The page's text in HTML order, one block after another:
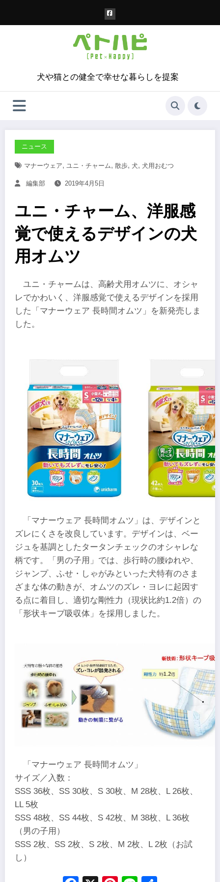
犬や猫との健全で幸せな暮らしを提案
ニュース
マナーウェア, ユニ・チャーム, 散歩, 犬, 犬用おむつ
編集部 2019年4月5日
ユニ・チャーム、洋服感
覚で使えるデザインの犬
用オムツ
ユニ・チャームは、高齢犬用オムツに、オシャ
レでかわいく、洋服感覚で使えるデザインを採用
した「マナーウェア 長時間オムツ」を新発売しま
した。
「マナーウェア 長時間オムツ」は、デザインと
ズレにくさを改良しています。デザインは、ベー
ジュを基調としたタータンチェックのオシャレな
柄です。「男の子用」では、歩行時の腰ゆれや、
ジャンプ、ふせ・しゃがみといった犬特有のさま
ざまな体の動きが、オムツのズレ・ヨレに起因す
る点に着目し、適切な剛性力（現状比約1.2倍）の
「形状キープ吸収体」を採用しました。
「マナーウェア 長時間オムツ」
サイズ／入数：
SSS 36枚、SS 30枚、S 30枚、M 28枚、L 26枚、
LL 5枚
SSS 48枚、SS 44枚、S 42枚、M 38枚、L 36枚
（男の子用）
SSS 2枚、SS 2枚、S 2枚、M 2枚、L 2枚（お試
し）